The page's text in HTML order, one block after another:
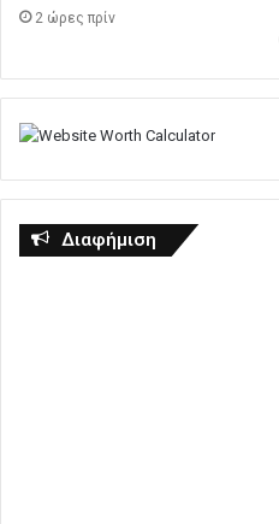
2 ώρες πρίν
Διαφήμιση